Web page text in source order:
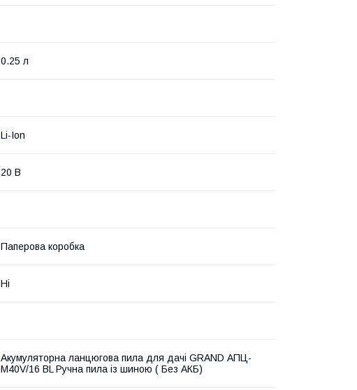
0.25 л
Li-Ion
20 В
Паперова коробка
Ні
Акумуляторна ланцюгова пила для дачі GRAND АПЦ-
M40V/16 BL Ручна пила із шиною ( Без АКБ)